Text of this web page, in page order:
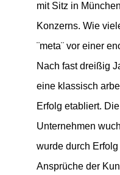
mit Sitz in
Konzerns. Wie
¨meta¨ vor einer
Nach fast dreißig
eine klassisch
Erfolg etabliert.
Unternehmen
wurde durch
Ansprüche der